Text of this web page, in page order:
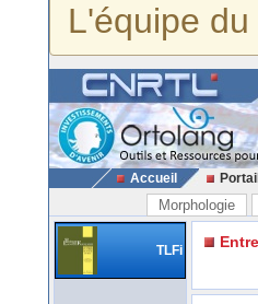
L'équipe
Accueil
Morphologie
TLFi